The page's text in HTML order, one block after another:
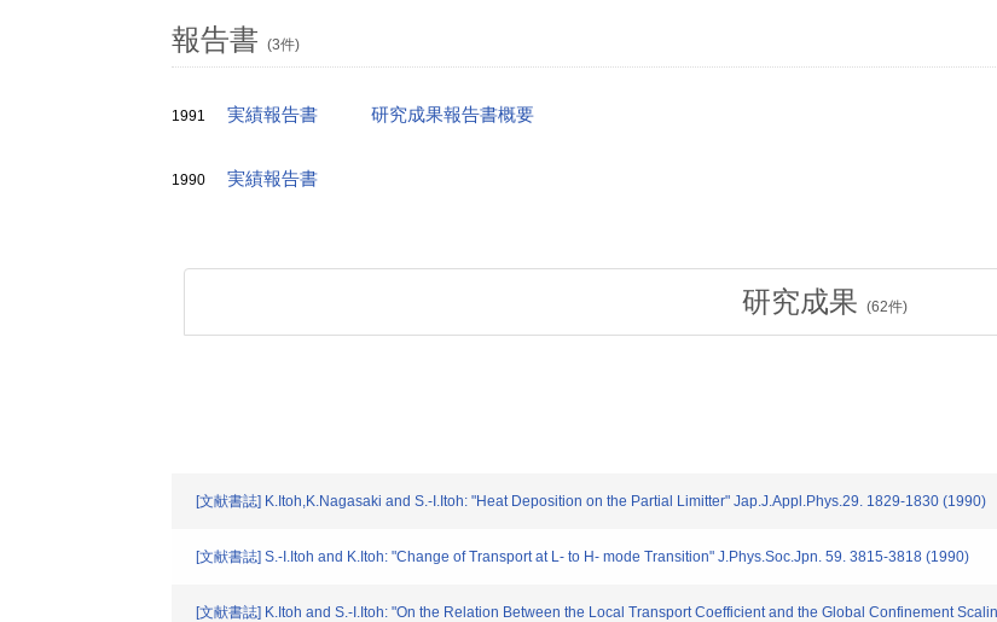
報告書 (3件)
1991 実績報告書 研究成果報告書概要
1990 実績報告書
研究成果 (62件)
[文献書誌] K.Itoh,K.Nagasaki and S.-I.Itoh: "Heat Deposition on the Partial Limitter" Jap.J.Appl.Phys.29. 1829-1830 (1990)
[文献書誌] S.-I.Itoh and K.Itoh: "Change of Transport at L- to H- mode Transition" J.Phys.Soc.Jpn. 59. 3815-3818 (1990)
[文献書誌] K.Itoh and S.-I.Itoh: "On the Relation Between the Local Transport Coefficient and the Global Confinement